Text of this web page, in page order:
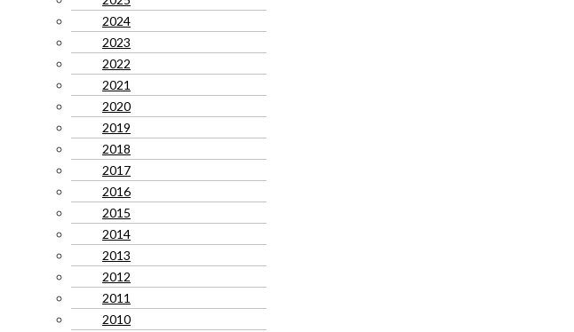
2024
2023
2022
2021
2020
2019
2018
2017
2016
2015
2014
2013
2012
2011
2010